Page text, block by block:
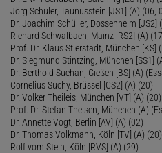
Jörg Schuler, Taunusstein [JS1] (A) (06,
Dr. Joachim Schüller, Dossenheim [JS2]
Richard Schwalbach, Mainz [RS2] (A)
Prof. Dr. Klaus Stierstadt, München [KS]
Dr. Siegmund Stintzing, München [SS1]
Dr. Berthold Suchan, Gießen [BS] (A)
Cornelius Suchy, Brüssel [CS2] (A) (20)
Dr. Volker Theileis, München [VT] (A) (20)
Prof. Dr. Stefan Theisen, München (A)
Dr. Annette Vogt, Berlin [AV] (A) (02)
Dr. Thomas Volkmann, Köln [TV] (A) (20)
Rolf vom Stein, Köln [RVS] (A) (29)